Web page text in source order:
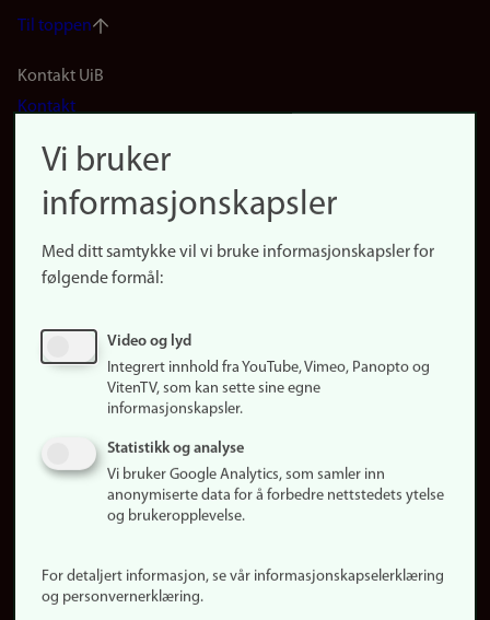
Til toppen
Footer
(no)
Kontakt UiB
Kontakt
Finn forsker
Presse
Finn studier
Ledige stillinger
Om nettstedet
Informasjonskapsler
Personvern
Vi bruker
informasjonskapsler
Med ditt samtykke vil vi bruke informasjonskapsler for
følgende formål:
Video og lyd
Integrert innhold fra YouTube, Vimeo, Panopto og
VitenTV, som kan sette sine egne
informasjonskapsler.
Statistikk og analyse
Vi bruker Google Analytics, som samler inn
anonymiserte data for å forbedre nettstedets ytelse
og brukeropplevelse.
For detaljert informasjon, se vår informasjonskapselerklæring
og personvernerklæring.